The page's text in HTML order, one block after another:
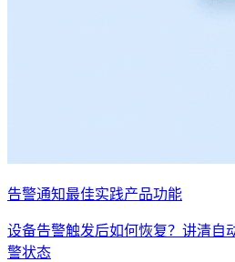
告警通知最佳实践产品功能
设备告警触发后如何恢复？讲清自
警状态